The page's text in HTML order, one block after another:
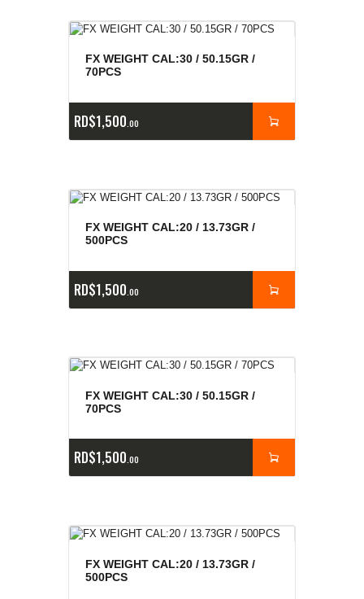
FX WEIGHT CAL:30 / 50.15GR /
70PCS
RD$1,500 00
FX WEIGHT CAL:20 / 13.73GR /
500PCS
RD$1,500 00
FX WEIGHT CAL:30 / 50.15GR /
70PCS
RD$1,500 00
FX WEIGHT CAL:20 / 13.73GR /
500PCS